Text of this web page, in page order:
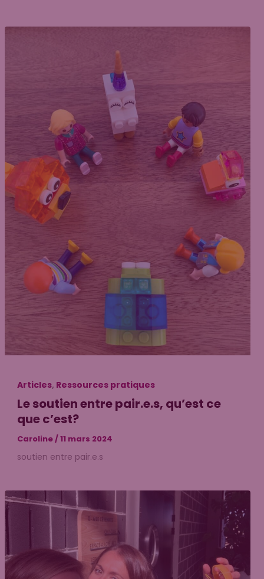
Articles, Ressources pratiques
Le soutien entre pair.e.s, qu’est ce
que c’est?
Caroline/11 mars 2024
soutien entre pair.e.s